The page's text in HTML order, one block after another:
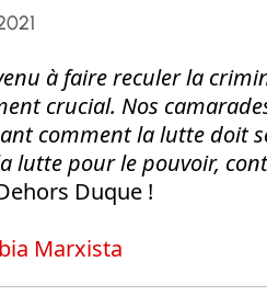
à faire reculer la
crucial. Nos
comment la lutte doit
lutte pour le pouvoir,
Duque !
Marxista